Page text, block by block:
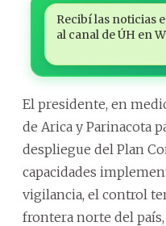
Recibí las noticias
al canal de ÚH en
El presidente, en
de Arica y Parinacota
despliegue del Plan
capacidades
vigilancia, el control
frontera norte del país,